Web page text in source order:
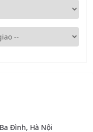
Đình, Hà Nội